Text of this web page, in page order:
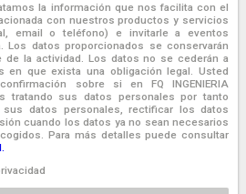
la información que nos facilita con el
con nuestros productos y servicios
email o teléfono) e invitarle a eventos
Los datos proporcionados se conservarán
la actividad. Los datos no se cederán a
en que exista una obligación legal. Usted
sobre si en FQ INGENIERIA
tratando sus datos personales por tanto
datos personales, rectificar los datos
cuando los datos ya no sean necesarios
Para más detalles puede consultar